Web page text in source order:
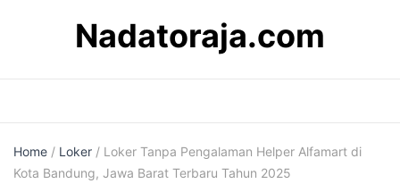
Nadatoraja.com
Home / Loker / Loker Tanpa Pengalaman Helper Alfamart di
Kota Bandung, Jawa Barat Terbaru Tahun 2025